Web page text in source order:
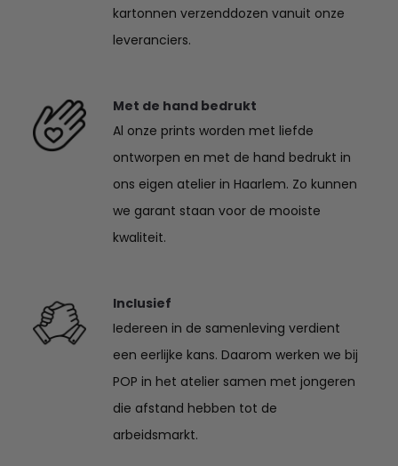
kartonnen verzenddozen vanuit onze
leveranciers.
Met de hand bedrukt
Al onze prints worden met liefde
ontworpen en met de hand bedrukt in
ons eigen atelier in Haarlem. Zo kunnen
we garant staan voor de mooiste
kwaliteit.
Inclusief
Iedereen in de samenleving verdient
een eerlijke kans. Daarom werken we bij
POP in het atelier samen met jongeren
die afstand hebben tot de
arbeidsmarkt.